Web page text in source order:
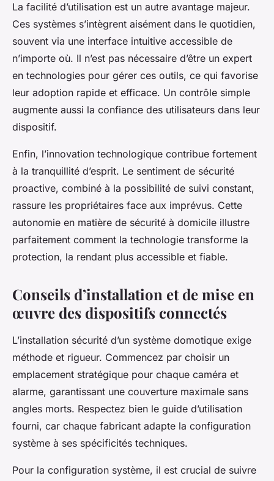
La facilité d’utilisation est un autre avantage majeur.
Ces systèmes s’intègrent aisément dans le quotidien,
souvent via une interface intuitive accessible de
n’importe où. Il n’est pas nécessaire d’être un expert
en technologies pour gérer ces outils, ce qui favorise
leur adoption rapide et efficace. Un contrôle simple
augmente aussi la confiance des utilisateurs dans leur
dispositif.
Enfin, l’innovation technologique contribue fortement
à la tranquillité d’esprit. Le sentiment de sécurité
proactive, combiné à la possibilité de suivi constant,
rassure les propriétaires face aux imprévus. Cette
autonomie en matière de sécurité à domicile illustre
parfaitement comment la technologie transforme la
protection, la rendant plus accessible et fiable.
Conseils d’installation et de mise en
œuvre des dispositifs connectés
L’installation sécurité d’un système domotique exige
méthode et rigueur. Commencez par choisir un
emplacement stratégique pour chaque caméra et
alarme, garantissant une couverture maximale sans
angles morts. Respectez bien le guide d’utilisation
fourni, car chaque fabricant adapte la configuration
système à ses spécificités techniques.
Pour la configuration système, il est crucial de suivre